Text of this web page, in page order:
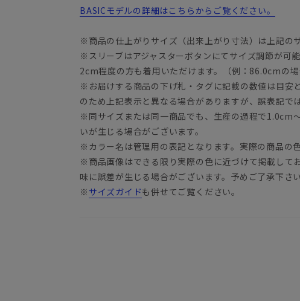
BASICモデルの詳細はこちらからご覧ください。
※商品の仕上がりサイズ（出来上がり寸法）は上記の
※スリーブはアジャスターボタンにてサイズ調節が可
2cm程度の方も着用いただけます。（例：86.0cmの
※お届けする商品の下げ札・タグに記載の数値は目安
のため上記表示と異なる場合がありますが、誤表記で
※同サイズまたは同一商品でも、生産の過程で1.0cm
いが生じる場合がございます。
※カラー名は管理用の表記となります。実際の商品の
※商品画像はできる限り実際の色に近づけて掲載して
味に誤差が生じる場合がございます。予めご了承下さい
※ サイズガイドも併せてご覧ください。